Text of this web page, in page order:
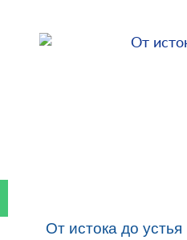
От истока до устья